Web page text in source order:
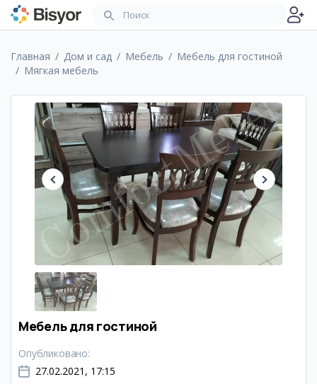
Главная Дом и сад Мебель
Мебель для гостиной
Мягкая мебель
Мебель для гостиной
Опубликовано:
27.02.2021, 17:15